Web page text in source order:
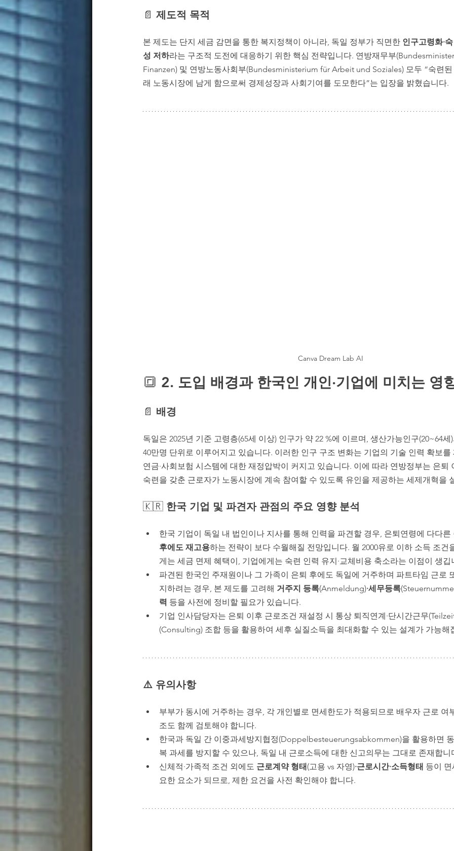
📄 제도적 목적
본 제도는 단지 세금 감면을 통한 복지정책이 아니라, 독일 정부가 직면한 인구고령화·
성 저하라는 구조적 도전에 대응하기 위한 핵심 전략입니다. 연방재무부
Finanzen) 및 연방노동사회부(Bundesministerium für Arbeit und Soziales) 모두 “숙련
래 노동시장에 남게 함으로써 경제성장과 사회기여를 도모한다”는 입장을 밝혔습니다.
Canva Dream Lab AI
🔳 2. 도입 배경과 한국인 개인·기업에 미치는 영
📄 배경
독일은 2025년 기준 고령층(65세 이상) 인구가 약 22 %에 이르며, 생산가능인구(20~64
40만명 단위로 이루어지고 있습니다. 이러한 인구 구조 변화는 기업의 기술 인력 확보
연금·사회보험 시스템에 대한 재정압박이 커지고 있습니다. 이에 따라 연방정부는 은
숙련을 갖춘 근로자가 노동시장에 계속 참여할 수 있도록 유인을 제공하는 세제개혁을
🇰🇷 한국 기업 및 파견자 관점의 주요 영향 분석
한국 기업이 독일 내 법인이나 지사를 통해 인력을 파견할 경우, 은퇴연령에 다다
후에도 재고용하는 전략이 보다 수월해질 전망입니다. 월 2000유로 이하 소득 조건
게는 세금 면제 혜택이, 기업에게는 숙련 인력 유지·교체비용 축소라는 이점이 생깁
파견된 한국인 주재원이나 그 가족이 은퇴 후에도 독일에 거주하며 파트타임 근로
지하려는 경우, 본 제도를 고려해 거주지 등록(Anmeldung)·세무등록
력 등을 사전에 정비할 필요가 있습니다.
기업 인사담당자는 은퇴 이후 근로조건 재설정 시 통상 퇴직연계·단시간근무
(Consulting) 조합 등을 활용하여 세후 실질소득을 최대화할 수 있는 설계가 가능해
⚠️ 유의사항
부부가 동시에 거주하는 경우, 각 개인별로 면세한도가 적용되므로 배우자 근로 여
조도 함께 검토해야 합니다.
한국과 독일 간 이중과세방지협정(Doppelbesteuerungsabkommen)을 활용하면
복 과세를 방지할 수 있으나, 독일 내 근로소득에 대한 신고의무는 그대로 존재합니
신체적·가족적 조건 외에도 근로계약 형태(고용 vs 자영)·근로시간·소득형태 등이
요한 요소가 되므로, 제한 요건을 사전 확인해야 합니다.